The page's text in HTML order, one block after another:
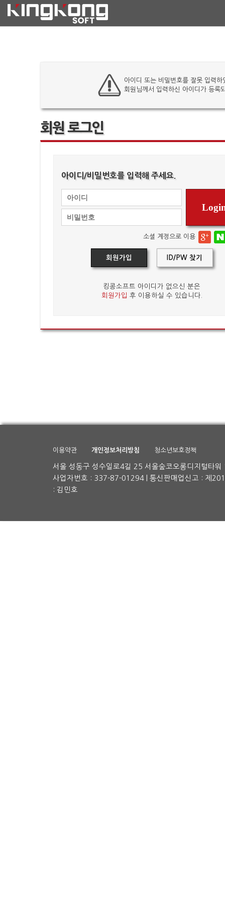
아이디 또는 비밀번호를 잘못 입력하
회원님께서 입력하신 아이디가 등록
회원 로그인
아이디/비밀번호를 입력해 주세요.
소셜 계정으로 이용
회원가입 ID/PW 찾기
킹콩소프트 아이디가 없으신 분은
회원가입 후 이용하실 수 있습니다.
이용약관 개인정보처리방침 청소년보호정책
서울 성동구 성수일로4길 25 서울숲코오롱디지털타
사업자번호 : 337-87-01294 | 통신판매업신고 : 제
: 김민호